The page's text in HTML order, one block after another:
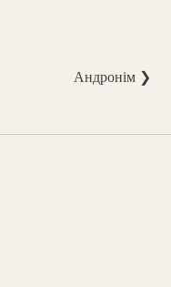
Андронім ❯